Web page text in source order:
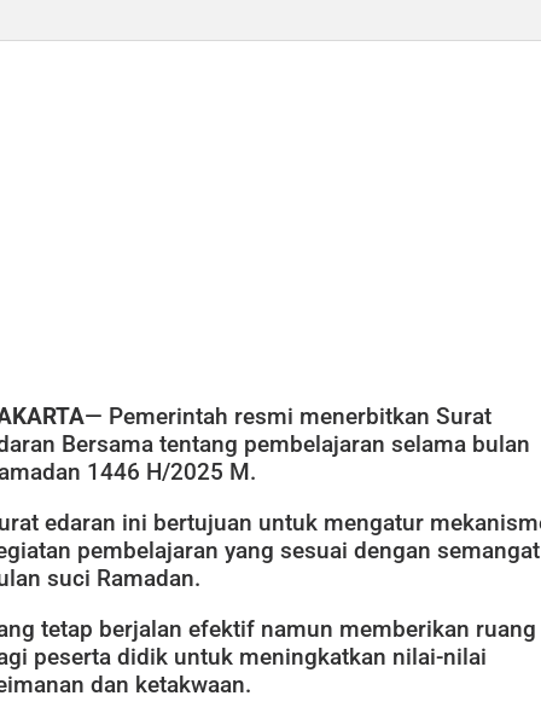
— Pemerintah resmi menerbitkan Surat
Bersama tentang pembelajaran selama bulan
1446 H/2025 M.
edaran ini bertujuan untuk mengatur
pembelajaran yang sesuai dengan semangat
suci Ramadan.
tetap berjalan efektif namun memberikan ruang
peserta didik untuk meningkatkan nilai-nilai
dan ketakwaan.